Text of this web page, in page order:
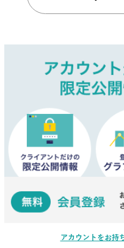
アカウントをお持